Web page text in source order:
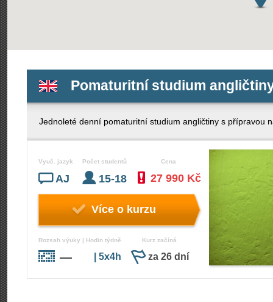
Pomaturitní studium
Jednoleté denní pomaturitní studium angličtiny s přípravou
Vyuč. jazyk
AJ
Počet studentů
15-18
Cena
27 990 Kč
Více o kurzu
Rozsah výuky | Hodin týdně
— | 5x4h
Kurz začíná
za 26 dní